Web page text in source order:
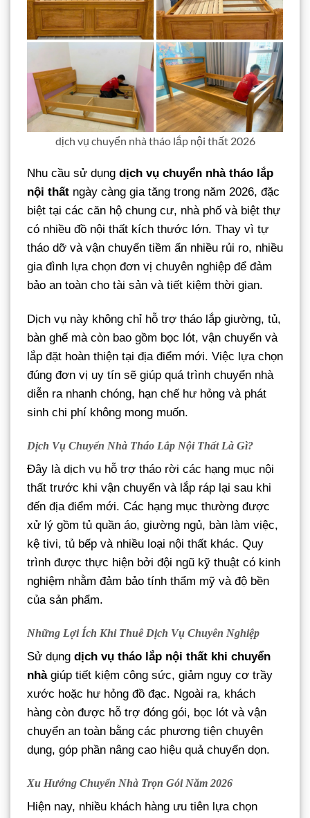
dịch vụ chuyển nhà tháo lắp nội thất 2026
Nhu cầu sử dụng dịch vụ chuyển nhà tháo lắp
nội thất ngày càng gia tăng trong năm 2026, đặc
biệt tại các căn hộ chung cư, nhà phố và biệt thự
có nhiều đồ nội thất kích thước lớn. Thay vì tự
tháo dỡ và vận chuyển tiềm ẩn nhiều rủi ro, nhiều
gia đình lựa chọn đơn vị chuyên nghiệp để đảm
bảo an toàn cho tài sản và tiết kiệm thời gian.
Dịch vụ này không chỉ hỗ trợ tháo lắp giường, tủ,
bàn ghế mà còn bao gồm bọc lót, vận chuyển và
lắp đặt hoàn thiện tại địa điểm mới. Việc lựa chọn
đúng đơn vị uy tín sẽ giúp quá trình chuyển nhà
diễn ra nhanh chóng, hạn chế hư hỏng và phát
sinh chi phí không mong muốn.
Dịch Vụ Chuyển Nhà Tháo Lắp Nội Thất Là Gì?
Đây là dịch vụ hỗ trợ tháo rời các hạng mục nội
thất trước khi vận chuyển và lắp ráp lại sau khi
đến địa điểm mới. Các hạng mục thường được
xử lý gồm tủ quần áo, giường ngủ, bàn làm việc,
kệ tivi, tủ bếp và nhiều loại nội thất khác. Quy
trình được thực hiện bởi đội ngũ kỹ thuật có kinh
nghiệm nhằm đảm bảo tính thẩm mỹ và độ bền
của sản phẩm.
Những Lợi Ích Khi Thuê Dịch Vụ Chuyên Nghiệp
Sử dụng dịch vụ tháo lắp nội thất khi chuyển
nhàgiúp tiết kiệm công sức, giảm nguy cơ trầy
xước hoặc hư hỏng đồ đạc. Ngoài ra, khách
hàng còn được hỗ trợ đóng gói, bọc lót và vận
chuyển an toàn bằng các phương tiện chuyên
dụng, góp phần nâng cao hiệu quả chuyển dọn.
Xu Hướng Chuyển Nhà Trọn Gói Năm 2026
Hiện nay, nhiều khách hàng ưu tiên lựa chọn